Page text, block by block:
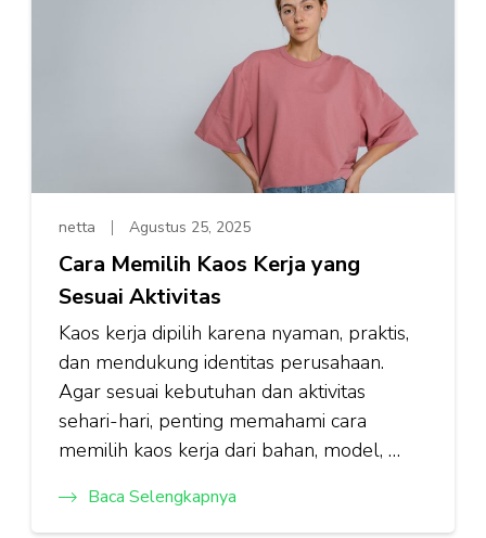
netta Agustus 25, 2025
Cara Memilih Kaos Kerja yang
Sesuai Aktivitas
Kaos kerja dipilih karena nyaman, praktis,
dan mendukung identitas perusahaan.
Agar sesuai kebutuhan dan aktivitas
sehari-hari, penting memahami cara
memilih kaos kerja dari bahan, model, …
Baca Selengkapnya